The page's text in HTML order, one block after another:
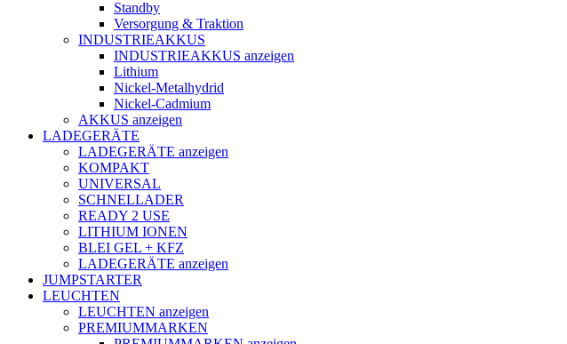
Standby
Versorgung & Traktion
INDUSTRIEAKKUS
INDUSTRIEAKKUS anzeigen
Lithium
Nickel-Metalhydrid
Nickel-Cadmium
AKKUS anzeigen
LADEGERÄTE
LADEGERÄTE anzeigen
KOMPAKT
UNIVERSAL
SCHNELLADER
READY 2 USE
LITHIUM IONEN
BLEI GEL + KFZ
LADEGERÄTE anzeigen
JUMPSTARTER
LEUCHTEN
LEUCHTEN anzeigen
PREMIUMMARKEN